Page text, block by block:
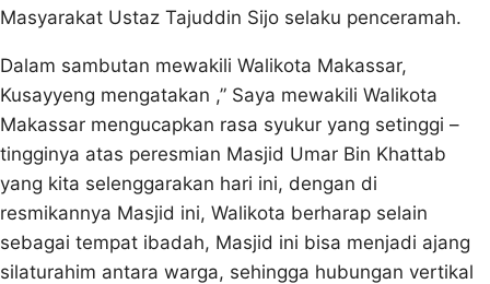
Masyarakat Ustaz Tajuddin Sijo selaku penceramah.
Dalam sambutan mewakili Walikota Makassar,
Kusayyeng mengatakan ,” Saya mewakili Walikota
Makassar mengucapkan rasa syukur yang setinggi –
tingginya atas peresmian Masjid Umar Bin Khattab
yang kita selenggarakan hari ini, dengan di
resmikannya Masjid ini, Walikota berharap selain
sebagai tempat ibadah, Masjid ini bisa menjadi ajang
silaturahim antara warga, sehingga hubungan vertikal